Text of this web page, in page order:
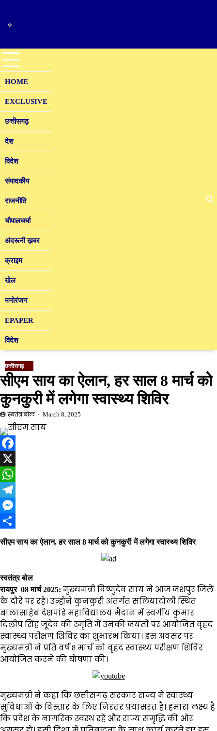
content
HOME
EXCLUSIVE
छत्तीसगढ़
देश
विदेश
संपादकीय
राजनीति
चौपालचर्चा
अंदरूनी ख़बर
क्राइम
खेल
मनोरंजन
EPAPER
विदेश
छत्तीसगढ़
सीएम साय का ऐलान, हर साल 8 मार्च को
कुनकुरी में लगेगा स्वास्थ्य शिविर
स्वतंत्र बोल March 8, 2025
Facebook
X
WhatsApp
Telegram
Messenger
Share
सीएम साय का ऐलान, हर साल 8 मार्च को कुनकुरी में लगेगा स्वास्थ्य शिविर
स्वतंत्र बोल
रायपुर 08 मार्च 2025: मुख्यमंत्री विष्णुदेव साय ने आज जशपुर जिले
के दौरे पर रहे। उन्होंने कुनकुरी अंतर्गत सलियाटोली स्थित
बालासाहेब देशपांडे महाविद्यालय मैदान में स्वर्गीय कुमार
दिलीप सिंह जूदेव की स्मृति में उनकी जयंती पर आयोजित वृहद
स्वास्थ्य परीक्षण शिविर का शुभारंभ किया। इस अवसर पर
मुख्यमंत्री ने प्रति वर्ष 8 मार्च को वृहद स्वास्थ्य परीक्षण शिविर
आयोजित करने की घोषणा की।
मुख्यमंत्री ने कहा कि छत्तीसगढ़ सरकार राज्य में स्वास्थ्य
सुविधाओं के विस्तार के लिए निरंतर प्रयासरत है। हमारा लक्ष्य है
कि प्रदेश के नागरिक स्वस्थ रहें और राज्य समृद्धि की ओर